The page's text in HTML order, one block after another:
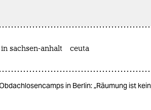
sachsen-anhalt ceuta
in Berlin: „Räumung ist